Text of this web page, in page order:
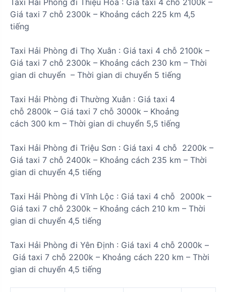
Giá taxi 7 chỗ 2300k – Khoảng cách 225 km 4,5
tiếng
Taxi Hải Phòng đi Thọ Xuân : Giá taxi 4 chỗ 2100k –
Giá taxi 7 chỗ 2300k – Khoảng cách 230 km – Thời
gian di chuyển – Thời gian di chuyển 5 tiếng
Taxi Hải Phòng đi Thường Xuân : Giá taxi 4
chỗ 2800k – Giá taxi 7 chỗ 3000k – Khoảng
cách 300 km – Thời gian di chuyển 5,5 tiếng
Taxi Hải Phòng đi Triệu Sơn : Giá taxi 4 chỗ 2200k –
Giá taxi 7 chỗ 2400k – Khoảng cách 235 km – Thời
gian di chuyển 4,5 tiếng
Taxi Hải Phòng đi Vĩnh Lộc : Giá taxi 4 chỗ 2000k –
Giá taxi 7 chỗ 2300k – Khoảng cách 210 km – Thời
gian di chuyển 4,5 tiếng
Taxi Hải Phòng đi Yên Định : Giá taxi 4 chỗ 2000k –
Giá taxi 7 chỗ 2200k – Khoảng cách 220 km – Thời
gian di chuyển 4,5 tiếng